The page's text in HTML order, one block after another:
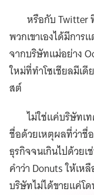
หรือกับ Twitter
พวกเขาเองได้มีกา
จากบริษัทแม่อย่าง
ใหม่ที่ทำโซเชียลมีเ
สต์
ไม่ใช่แค่บริษัทเ
ชื่อด้วยเหตุผลที่ว่าชื่
ธุรกิจจนเกินไปด้วยเ
คำว่า Donuts ให้เห
บริษัทไม่ได้ขายแค่โ